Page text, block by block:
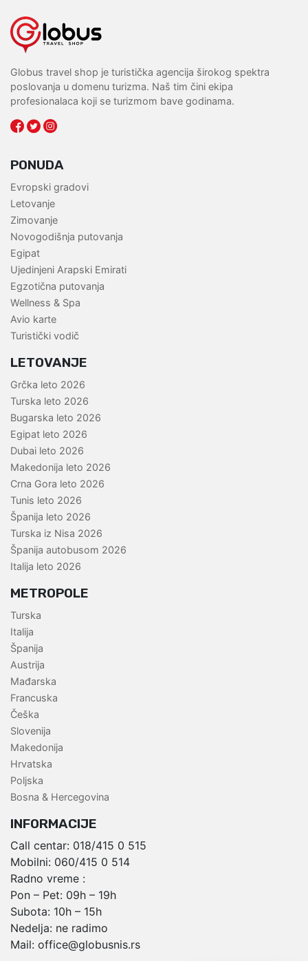
Globus travel shop je turistička agencija širokog spektra
poslovanja u domenu turizma. Naš tim čini ekipa
profesionalaca koji se turizmom bave godinama.
PONUDA
Evropski gradovi
Letovanje
Zimovanje
Novogodišnja putovanja
Egipat
Ujedinjeni Arapski Emirati
Egzotična putovanja
Wellness & Spa
Avio karte
Turistički vodič
LETOVANJE
Grčka leto 2026
Turska leto 2026
Bugarska leto 2026
Egipat leto 2026
Dubai leto 2026
Makedonija leto 2026
Crna Gora leto 2026
Tunis leto 2026
Španija leto 2026
Turska iz Nisa 2026
Španija autobusom 2026
Italija leto 2026
METROPOLE
Turska
Italija
Španija
Austrija
Mađarska
Francuska
Češka
Slovenija
Makedonija
Hrvatska
Poljska
Bosna & Hercegovina
INFORMACIJE
Call centar: 018/415 0 515
Mobilni: 060/415 0 514
Radno vreme :
Pon – Pet: 09h – 19h
Subota: 10h – 15h
Nedelja: ne radimo
Mail: office@globusnis.rs